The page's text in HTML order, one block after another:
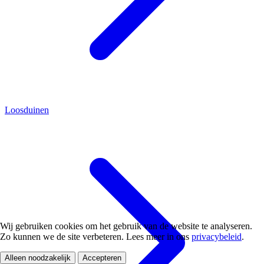
Loosduinen
Wij gebruiken cookies om het gebruik van de website te analyseren.
Zo kunnen we de site verbeteren. Lees meer in ons privacybeleid.
Alleen noodzakelijk Accepteren